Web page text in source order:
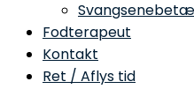
Fodterapeut
Kontakt
Ret / Aflys tid